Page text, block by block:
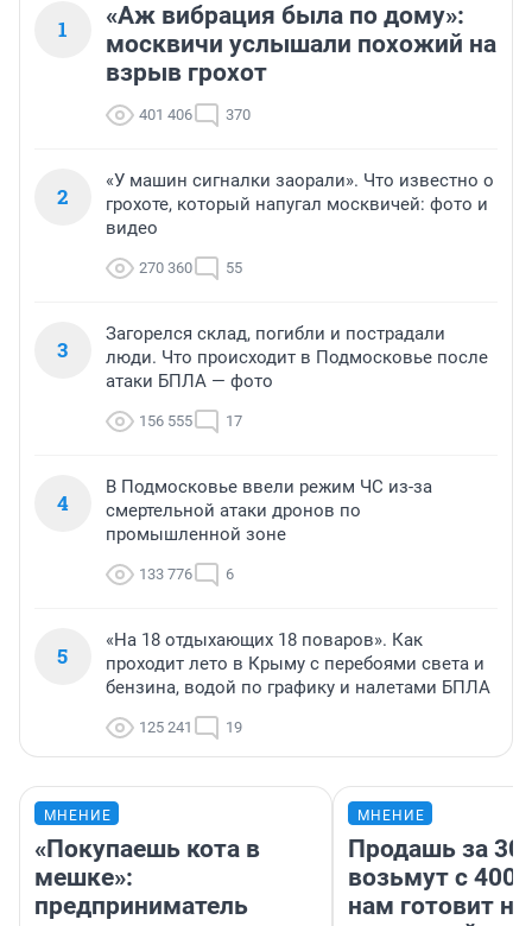
1
«Аж вибрация была по дому»:
москвичи услышали похожий на
взрыв грохот
401 406 370
2
«У машин сигналки заорали». Что известно о
грохоте, который напугал москвичей: фото и
видео
270 360 55
3
Загорелся склад, погибли и пострадали
люди. Что происходит в Подмосковье после
атаки БПЛА — фото
156 555 17
4
В Подмосковье ввели режим ЧС из-за
смертельной атаки дронов по
промышленной зоне
133 776 6
5
«На 18 отдыхающих 18 поваров». Как
проходит лето в Крыму с перебоями света и
бензина, водой по графику и налетами БПЛА
125 241 19
МНЕНИЕ
«Покупаешь кота в
мешке»:
предприниматель
МНЕНИЕ
Продашь за
возьмут с
нам готовит